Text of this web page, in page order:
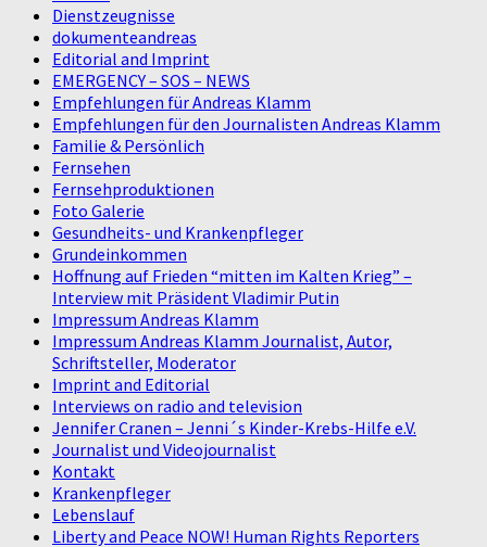
Dienstzeugnisse
dokumenteandreas
Editorial and Imprint
EMERGENCY – SOS – NEWS
Empfehlungen für Andreas Klamm
Empfehlungen für den Journalisten Andreas Klamm
Familie & Persönlich
Fernsehen
Fernsehproduktionen
Foto Galerie
Gesundheits- und Krankenpfleger
Grundeinkommen
Hoffnung auf Frieden “mitten im Kalten Krieg” –
Interview mit Präsident Vladimir Putin
Impressum Andreas Klamm
Impressum Andreas Klamm Journalist, Autor,
Schriftsteller, Moderator
Imprint and Editorial
Interviews on radio and television
Jennifer Cranen – Jenni´s Kinder-Krebs-Hilfe e.V.
Journalist und Videojournalist
Kontakt
Krankenpfleger
Lebenslauf
Liberty and Peace NOW! Human Rights Reporters